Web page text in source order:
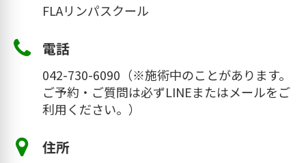
サンマルクカフェ
す。（手前は長い通路になっています。ラ
イトオンやドラッグストアがあります。）
サンマルクカフェがある出口から出ま
す。（手前は長い通路になっています。ラ
FLAリンパスクール
電話
042-730-6090（※施術中のことがあります。
ご予約・ご質問は必ずLINEまたはメールをご
利用ください。）
住所